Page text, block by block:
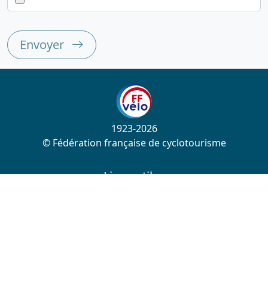
Envoyer
1923-2026
© Fédération française de cyclotourisme
Liens utiles